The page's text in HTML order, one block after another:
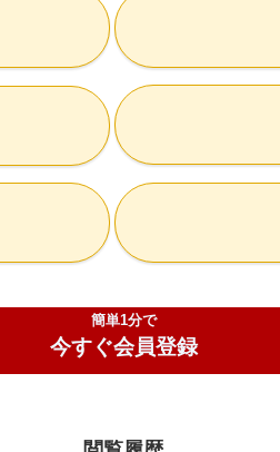
簡単1分で
今すぐ会員登録